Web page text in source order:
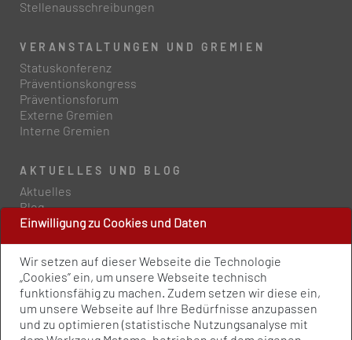
Einwilligung zu Cookies und Daten
Wir setzen auf dieser Webseite die Technologie
„Cookies” ein, um unsere Webseite technisch
funktionsfähig zu machen. Zudem setzen wir diese ein,
um unsere Webseite auf Ihre Bedürfnisse anzupassen
und zu optimieren (statistische Nutzungsanalyse mit
Stellenausschreibungen
VERANSTALTUNGEN UND GREMIEN
Statuskonferenz
Präventionskongress
Präventionsforum
Externe Gremien
Interne Gremien
AKTUELLES UND BLOG
Aktuelles
Blog
PRESSE UND PUBLIKATIONEN
Policy Paper
Pressemitteilungen
Publikationen
Newsletter